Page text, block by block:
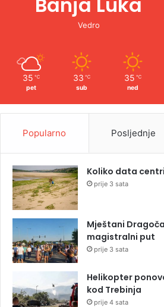
Vedro
35 ℃
pet
33 ℃
sub
35 ℃
ned
Popularno Posljednje
Koliko data
prije 3 sata
Mještani
magistralni put
prije 3 sata
Helikopter
kod Trebinja
prije 4 sata